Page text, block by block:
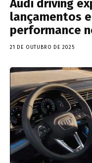
Audi driving
lançamentos
performance
21 DE OUTUBRO DE 2025